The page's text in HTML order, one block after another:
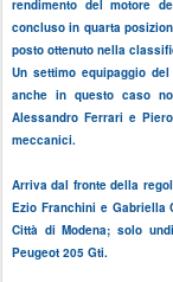
rendimento del motore
concluso in quarta
posto ottenuto nella
Un settimo equipaggio
anche in questo caso
Alessandro Ferrari e
meccanici.
Arriva dal fronte della
Ezio Franchini e Gabriella
Città di Modena; solo
Peugeot 205 Gti.